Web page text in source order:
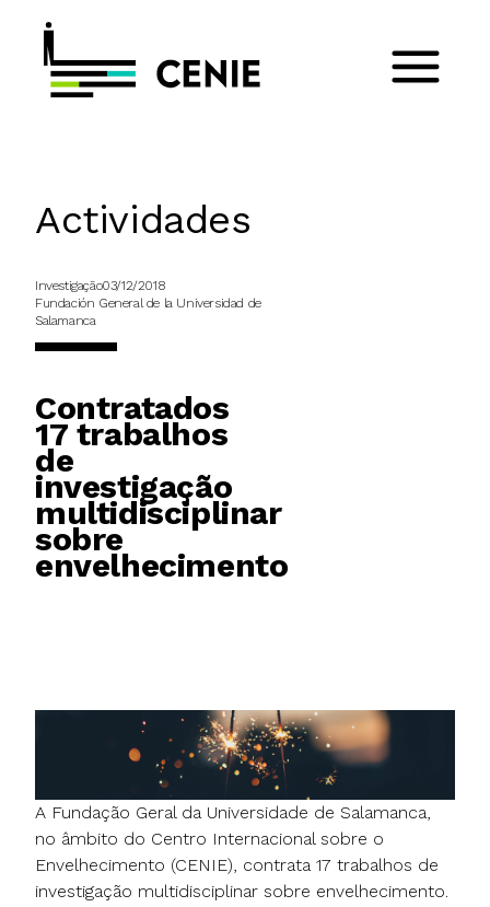
Actividades
Investigação03/12/2018
Fundación General de la Universidad de
Salamanca
Contratados
17 trabalhos
de
investigação
multidisciplinar
sobre
envelhecimento
A Fundação Geral da Universidade de Salamanca,
no âmbito do Centro Internacional sobre o
Envelhecimento (CENIE), contrata 17 trabalhos de
investigação multidisciplinar sobre envelhecimento.